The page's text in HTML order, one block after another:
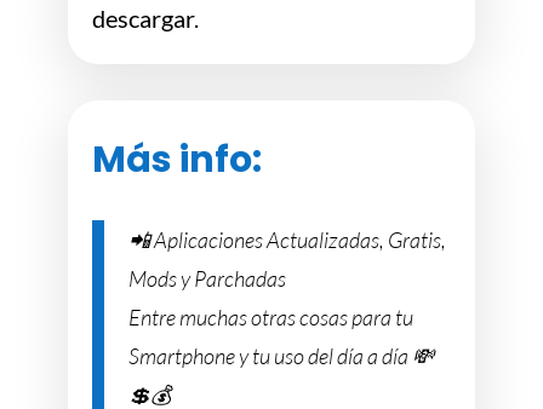
descargar.
Más info:
📲 Aplicaciones Actualizadas, Gratis,
Mods y Parchadas
Entre muchas otras cosas para tu
Smartphone y tu uso del día a día 💸
💲💰